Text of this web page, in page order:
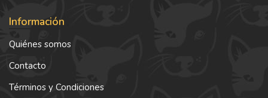
Información
Quiénes somos
Contacto
Términos y Condiciones